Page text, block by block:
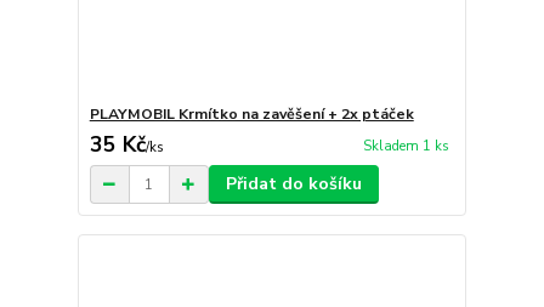
PLAYMOBIL Krmítko na zavěšení + 2x ptáček
35 Kč/ks Skladem 1 ks
Přidat do košíku